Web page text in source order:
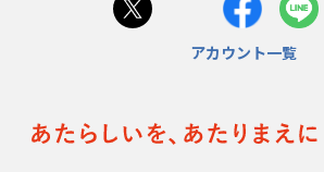
アカウント一覧